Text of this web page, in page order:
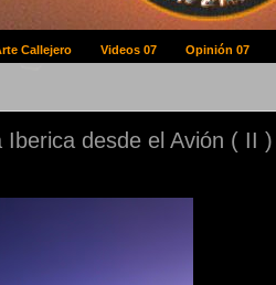
Callejero Videos 07 Opinión 07
desde el Avión ( II )